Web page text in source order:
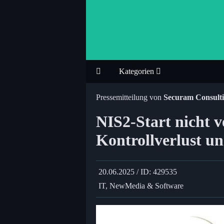
Kategorien
Pressemitteilung von Securam
NIS2-Start nicht
Kontrollverlust
20.06.2025 / ID: 429535
IT, NewMedia & Software